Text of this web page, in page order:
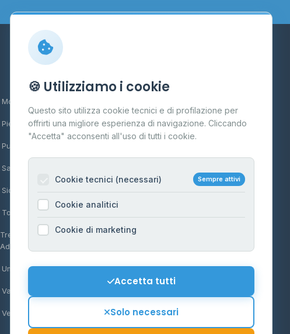
Molise
Piemonte
Puglia
Sardegna
Sicilia
Toscana
Trentino-Alto
Adige
Umbria
Valle d'Aosta
Veneto
Contatti
Per gestori
Informazioni legali
Privacy Policy
Cookie Policy
Mappa del sito
Contattaci
🍪 Utilizziamo i cookie
Questo sito utilizza cookie tecnici e di profilazione per
offrirti una migliore esperienza di navigazione. Cliccando
"Accetta" acconsenti all'uso di tutti i cookie.
Cookie tecnici (necessari) Sempre attivi
Cookie analitici
Cookie di marketing
Accetta tutti
Solo necessari